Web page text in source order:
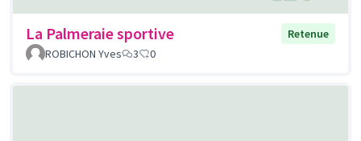
La Palmeraie sportive
Retenue
ROBICHON Yves
3 0